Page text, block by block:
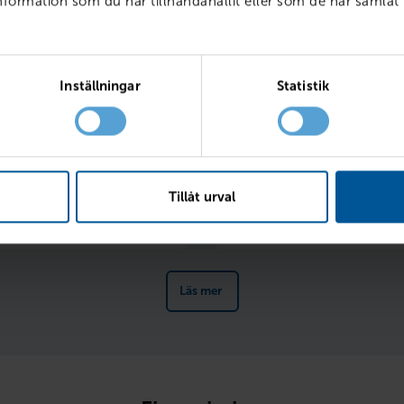
Inställningar Statistik
Tillåt urval
Läs mer